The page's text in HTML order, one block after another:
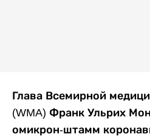
Глава Всемирной
(WMA) Франк Ульрих
омикрон-штамм